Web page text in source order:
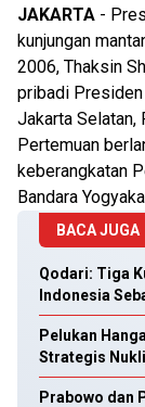
JAKARTA -
kunjungan
2006, Thaksin
pribadi Presiden
Jakarta Selatan,
Pertemuan
keberangkatan
Bandara
BACA JUGA
Qodari: Tiga
Indonesia
Pelukan
Strategis
Prabowo dan